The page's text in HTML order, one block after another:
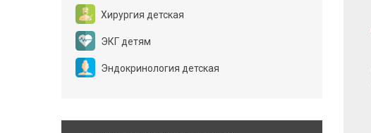
Хирургия детская
ЭКГ детям
Эндокринология детская